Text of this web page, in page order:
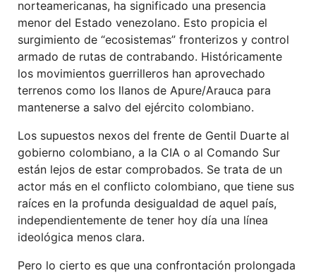
norteamericanas, ha significado una presencia
menor del Estado venezolano. Esto propicia el
surgimiento de “ecosistemas” fronterizos y control
armado de rutas de contrabando. Históricamente
los movimientos guerrilleros han aprovechado
terrenos como los llanos de Apure/Arauca para
mantenerse a salvo del ejército colombiano.
Los supuestos nexos del frente de Gentil Duarte al
gobierno colombiano, a la CIA o al Comando Sur
están lejos de estar comprobados. Se trata de un
actor más en el conflicto colombiano, que tiene sus
raíces en la profunda desigualdad de aquel país,
independientemente de tener hoy día una línea
ideológica menos clara.
Pero lo cierto es que una confrontación prolongada